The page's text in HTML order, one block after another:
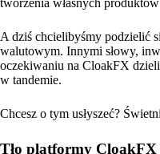
tworzenia własnych produktów
A dziś chcielibyśmy podzielić
walutowym. Innymi słowy,
oczekiwaniu na CloakFX
w tandemie.
Chcesz o tym usłyszeć?
Tło platformy CloakFX